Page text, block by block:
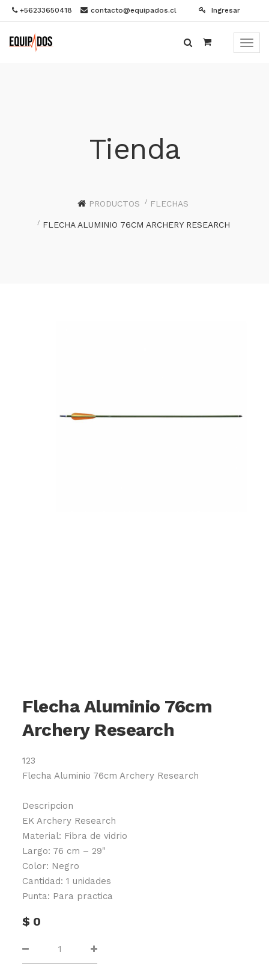
+56233650418 contacto@equipados.cl Ingresar
Menú
Tienda
PRODUCTOS FLECHAS
FLECHA ALUMINIO 76CM ARCHERY RESEARCH
Flecha Aluminio 76cm
Archery Research
123
Flecha Aluminio 76cm Archery Research
Descripcion
EK Archery Research
Material: Fibra de vidrio
Largo: 76 cm – 29"
Color: Negro
Cantidad: 1 unidades
Punta: Para practica
$ 0